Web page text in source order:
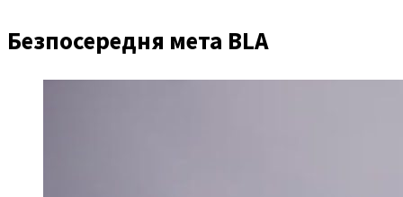
Безпосередня мета BLA